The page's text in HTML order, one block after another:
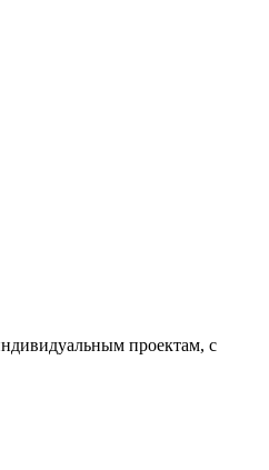
проектам, с